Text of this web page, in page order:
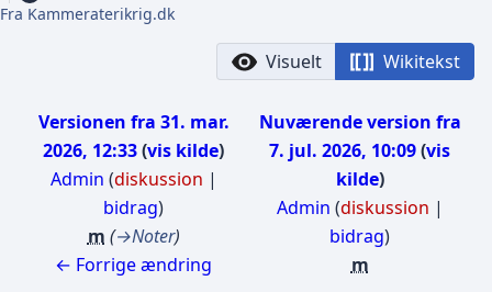
Fra Kammeraterikrig.dk
Visuelt Wikitekst
Versionen fra 31. mar.
2026, 12:33 vis kilde
Admin (diskussion |
bidrag)
m →Noter
← Forrige ændring
Nuværende version fra
7. jul. 2026, 10:09 vis
kilde
Admin (diskussion |
bidrag)
m